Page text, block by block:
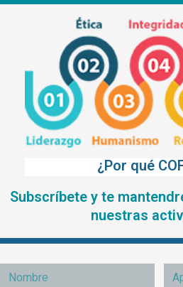
¿Por qué
Subscríbete y te
nuestras